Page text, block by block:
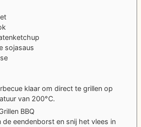
sojasaus
klaar om direct te grillen op
van 200°C.
de eendenborst en snij het vlees in